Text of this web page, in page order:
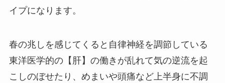
イプになります。
春の兆しを感じてくると自律神経を調節している
東洋医学的の【肝】の働きが乱れて気の逆流を起
こしのぼせたり、めまいや頭痛など上半身に不調